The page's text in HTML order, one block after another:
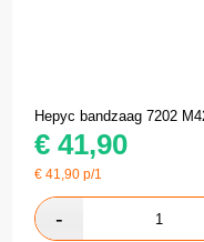
Hepyc bandzaag 7202
€ 41,90
€41,90 p/1